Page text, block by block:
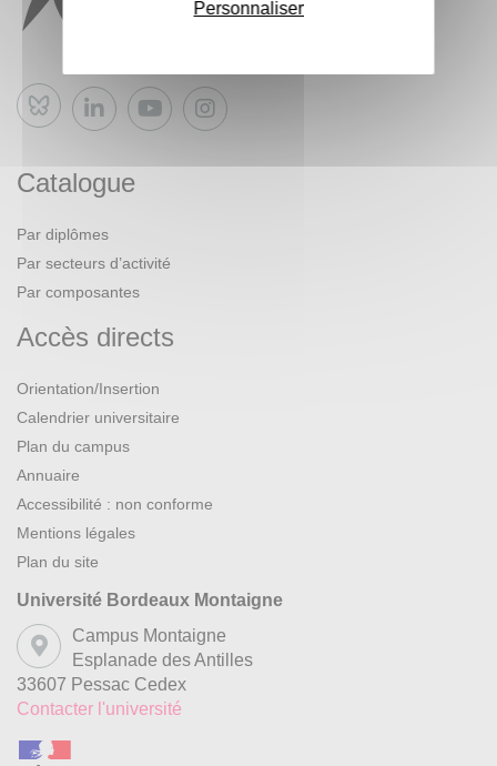
Bluesky
Catalogue
Par diplômes
Par secteurs d’activité
Par composantes
Accès directs
Orientation/Insertion
Calendrier universitaire
Plan du campus
Annuaire
Accessibilité : non conforme
Mentions légales
Plan du site
Université Bordeaux Montaigne
Campus Montaigne
Esplanade des Antilles
33607 Pessac Cedex
Contacter l'université
Personnaliser